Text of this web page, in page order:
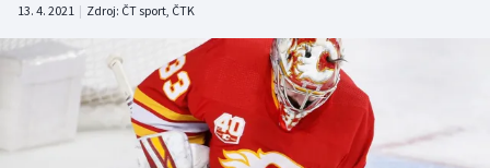
Americký fotbal
NEPŘEHLÉDNĚTE
13. 4. 2021 | Zdroj: ČT sport, ČTK